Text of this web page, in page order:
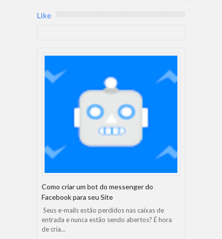
Like
Como criar um bot do messenger do
Facebook para seu Site
Seus e-mails estão perdidos nas caixas de
entrada e nunca estão sendo abertos? É hora
de cria...